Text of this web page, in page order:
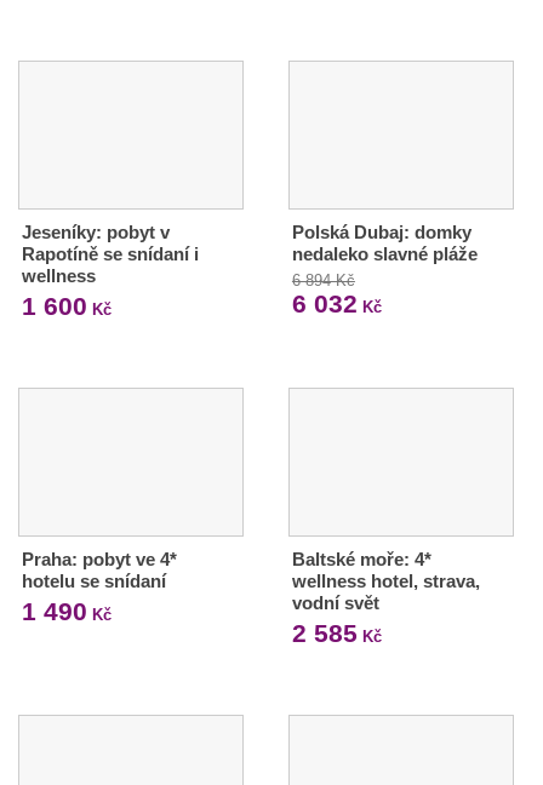
Jeseníky: pobyt v
Rapotíně se snídaní i
wellness
1 600 Kč
Polská Dubaj: domky
nedaleko slavné pláže
6 894 Kč
6 032 Kč
Praha: pobyt ve 4*
hotelu se snídaní
1 490 Kč
Baltské moře: 4*
wellness hotel, strava,
vodní svět
2 585 Kč